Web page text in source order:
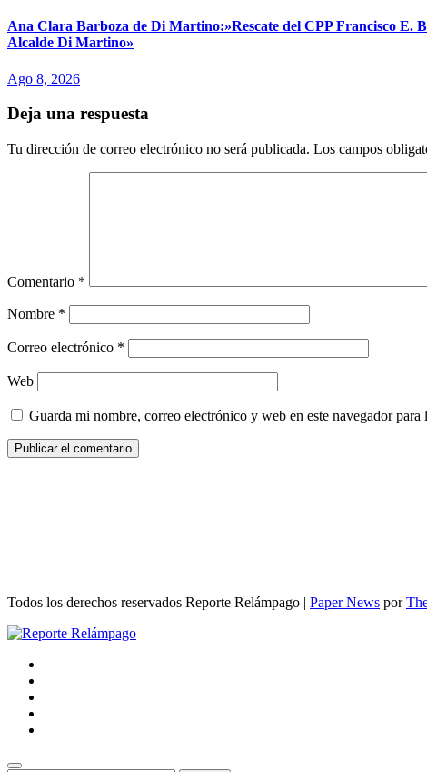
Ana Clara Barboza de Di Martino:»Rescate del CPP Francisco E.
Alcalde Di Martino»
Ago 8, 2026
Deja una respuesta
Tu dirección de correo electrónico no será publicada. Los campos
Comentario *
Nombre *
Correo electrónico *
Web
Guarda mi nombre, correo electrónico y web en este navegador para
Todos los derechos reservados Reporte Relámpago | Paper News por